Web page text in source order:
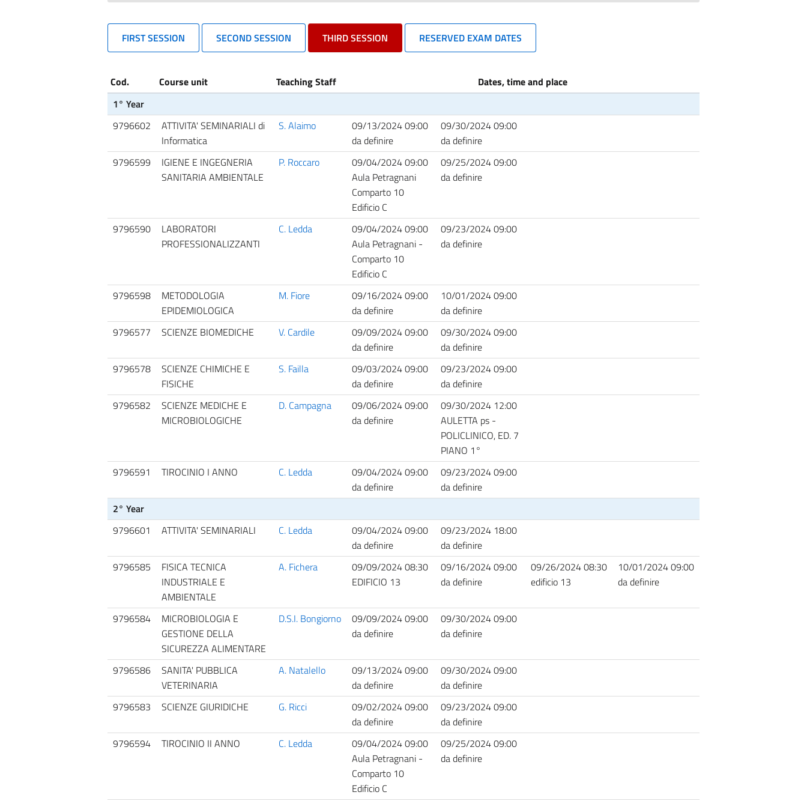
FIRST SESSION SECOND SESSION THIRD SESSION RESERVED EXAM DATES
Cod. Course unit Teaching Staff
Dates, time and place
1° Year
9796602
ATTIVITA' SEMINARIALI di
Informatica
S. Alaimo
09/13/2024 09:00
da definire
09/30/2024 09:00
da definire
9796599
IGIENE E INGEGNERIA
SANITARIA AMBIENTALE
P. Roccaro
09/04/2024 09:00
Aula Petragnani
Comparto 10
Edificio C
09/25/2024 09:00
da definire
9796590
LABORATORI
PROFESSIONALIZZANTI
C. Ledda
09/04/2024 09:00
Aula Petragnani -
Comparto 10
Edificio C
09/23/2024 09:00
da definire
9796598
METODOLOGIA
EPIDEMIOLOGICA
M. Fiore
09/16/2024 09:00
da definire
10/01/2024 09:00
da definire
9796577
SCIENZE BIOMEDICHE V. Cardile
09/09/2024 09:00
da definire
09/30/2024 09:00
da definire
9796578
SCIENZE CHIMICHE E
FISICHE
S. Failla
09/03/2024 09:00
da definire
09/23/2024 09:00
da definire
9796582
SCIENZE MEDICHE E
MICROBIOLOGICHE
D. Campagna
09/06/2024 09:00
da definire
09/30/2024 12:00
AULETTA ps -
POLICLINICO, ED. 7
PIANO 1°
9796591
TIROCINIO I ANNO C. Ledda
09/04/2024 09:00
da definire
09/23/2024 09:00
da definire
2° Year
9796601
ATTIVITA' SEMINARIALI C. Ledda
09/04/2024 09:00
da definire
09/23/2024 18:00
da definire
9796585
FISICA TECNICA
INDUSTRIALE E
AMBIENTALE
A. Fichera
09/09/2024 08:30
EDIFICIO 13
09/16/2024 09:00
da definire
09/26/2024 08:30
edificio 13
10/01/2024 09:00
da definire
9796584
MICROBIOLOGIA E
GESTIONE DELLA
SICUREZZA ALIMENTARE
D.S.I. Bongiorno
09/09/2024 09:00
da definire
09/30/2024 09:00
da definire
9796586
SANITA' PUBBLICA
VETERINARIA
A. Natalello
09/13/2024 09:00
da definire
09/30/2024 09:00
da definire
9796583
SCIENZE GIURIDICHE G. Ricci
09/02/2024 09:00
da definire
09/23/2024 09:00
da definire
9796594
TIROCINIO II ANNO C. Ledda
09/04/2024 09:00
Aula Petragnani -
Comparto 10
Edificio C
09/25/2024 09:00
da definire